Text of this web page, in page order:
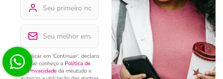
Ao clicar em 'Continuar', declaro
que conheço a Política de
Privacidadeda meutudo e